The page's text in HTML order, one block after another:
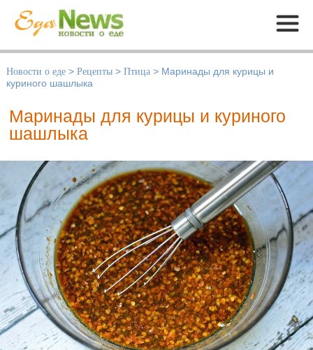
Меню
Новости о еде > Рецепты > Птица > Маринады для курицы и
куриного шашлыка
Маринады для курицы и куриного
шашлыка